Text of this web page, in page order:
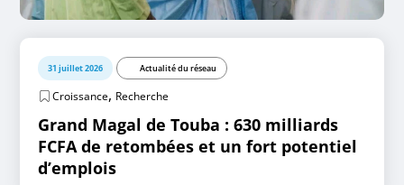
31 juillet 2026 Actualité du réseau
Croissance, Recherche
Grand Magal de Touba : 630 milliards
FCFA de retombées et un fort potentiel
d’emplois